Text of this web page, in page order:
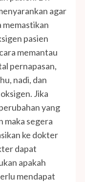
agar
memastikan
pasien
memantau
pernapasan,
nadi, dan
Jika
yang
maka segera
ke dokter
dapat
apakah
mendapat